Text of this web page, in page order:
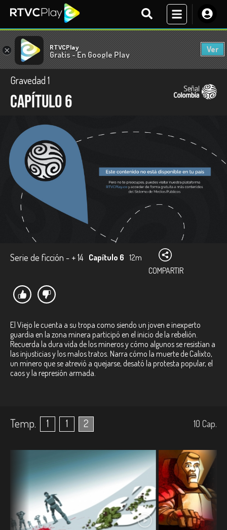
× RTVCPlay
Gratis - En Google Play
Ver
Gravedad 1
Capítulo 6
Serie de ficción - + 14 Capítulo 6 12m
COMPARTIR
El Viejo le cuenta a su tropa como siendo un joven e inexperto
guardia en la zona minera participó en el inicio de la rebelión.
Recuerda la dura vida de los mineros y cómo algunos se resistían a
las injusticias y los malos tratos. Narra cómo la muerte de Calixto,
un minero que se atrevió a quejarse, desató la protesta popular, el
caos y la represión armada.
Temp. 1 1 2 10 Cap.